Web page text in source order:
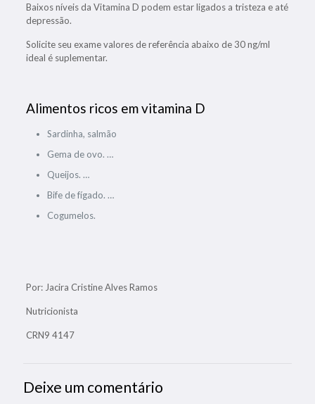
Baixos níveis da Vitamina D podem estar ligados a tristeza e até
depressão.
Solicite seu exame valores de referência abaixo de 30 ng/ml
ideal é suplementar.
Alimentos ricos em vitamina D
Sardinha, salmão
Gema de ovo. …
Queijos. …
Bife de fígado. …
Cogumelos.
Por: Jacira Cristine Alves Ramos
Nutricionista
CRN9 4147
Deixe um comentário